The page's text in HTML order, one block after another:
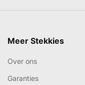
Meer Stekkies
Over ons
Garanties